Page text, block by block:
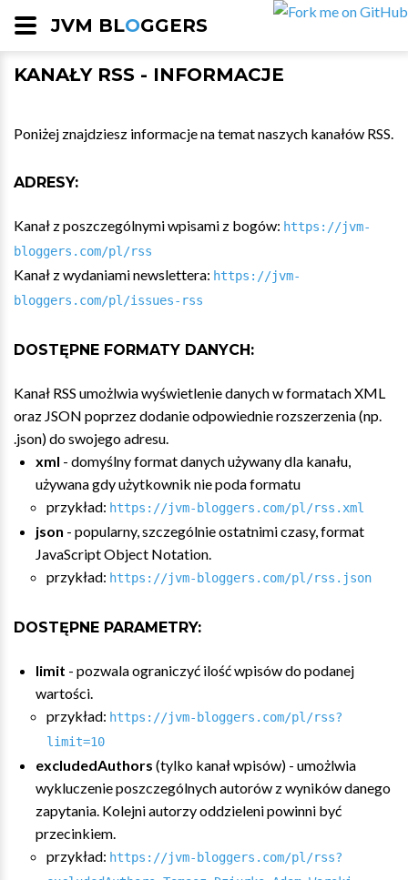
JVM BLOGGERS
KANAŁY RSS - INFORMACJE
Poniżej znajdziesz informacje na temat naszych kanałów RSS.
ADRESY:
Kanał z poszczególnymi wpisami z bogów: https://jvm-
bloggers.com/pl/rss
Kanał z wydaniami newslettera: https://jvm-
bloggers.com/pl/issues-rss
DOSTĘPNE FORMATY DANYCH:
Kanał RSS umożlwia wyświetlenie danych w formatach XML
oraz JSON poprzez dodanie odpowiednie rozszerzenia (np.
.json) do swojego adresu.
xml - domyślny format danych używany dla kanału,
używana gdy użytkownik nie poda formatu
przykład: https://jvm-bloggers.com/pl/rss.xml
json - popularny, szczególnie ostatnimi czasy, format
JavaScript Object Notation.
przykład: https://jvm-bloggers.com/pl/rss.json
DOSTĘPNE PARAMETRY:
limit - pozwala ograniczyć ilość wpisów do podanej
wartości.
przykład: https://jvm-bloggers.com/pl/rss?
limit=10
excludedAuthors (tylko kanał wpisów) - umożlwia
wykluczenie poszczególnych autorów z wyników danego
zapytania. Kolejni autorzy oddzieleni powinni być
przecinkiem.
przykład: https://jvm-bloggers.com/pl/rss?